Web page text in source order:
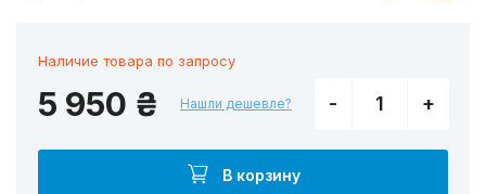
Наличие товара по запросу
5 950 ₴ Нашли дешевле? - +
В корзину